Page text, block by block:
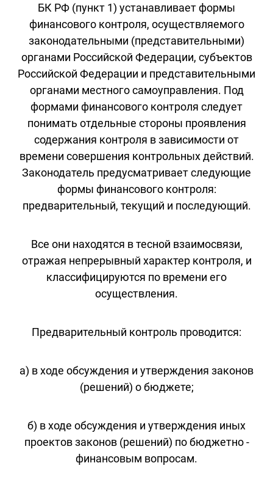
БК РФ (пункт 1) устанавливает формы
финансового контроля, осуществляемого
законодательными (представительными)
органами Российской Федерации, субъектов
Российской Федерации и представительными
органами местного самоуправления. Под
формами финансового контроля следует
понимать отдельные стороны проявления
содержания контроля в зависимости от
времени совершения контрольных действий.
Законодатель предусматривает следующие
формы финансового контроля:
предварительный, текущий и последующий.
Все они находятся в тесной взаимосвязи,
отражая непрерывный характер контроля, и
классифицируются по времени его
осуществления.
Предварительный контроль проводится:
а) в ходе обсуждения и утверждения законов
(решений) о бюджете;
б) в ходе обсуждения и утверждения иных
проектов законов (решений) по бюджетно -
финансовым вопросам.